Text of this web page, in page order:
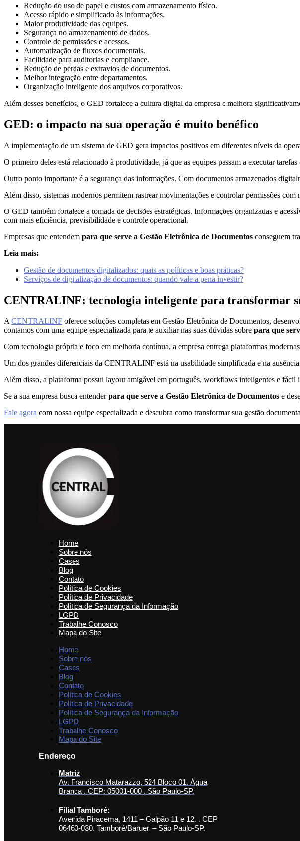
Redução do uso de papel e custos com armazenamento físico.
Acesso rápido e simplificado às informações.
Maior produtividade das equipes.
Segurança no armazenamento de dados.
Controle de permissões e acessos.
Automatização de fluxos documentais.
Facilidade para auditorias e compliance.
Redução de perdas e extravios de documentos.
Melhor integração entre departamentos.
Organização inteligente dos arquivos corporativos.
Além desses benefícios, o GED fortalece a cultura digital da empresa e melhora
GED: o impacto na sua operação é muito benéfico
A implementação de um sistema de GED gera impactos positivos em diferentes níveis da
O primeiro deles está relacionado à produtividade, já que as equipes passam a executar
Outro ponto importante é a segurança das informações. Com documentos armazenados
Além disso, sistemas modernos permitem rastrear movimentações e controlar permissões com
O GED também fortalece a tomada de decisões estratégicas. Informações organizadas e
com mais eficiência, previsibilidade e controle operacional.
Empresas que entendem para que serve a Gestão Eletrônica de Documentos conseguem
Leia mais:
Gestão de documentos digitalizados: quais as políticas e boas práticas?
Serviços de digitalização de documentos: quando vale a pena investir?
CENTRALINF: tecnologia inteligente para transformar
A CENTRALINF oferece soluções completas em Gestão Eletrônica de Documentos,
contamos com uma equipe especializada para te auxiliar nas suas dúvidas sobre para que
Com tecnologia própria e foco em melhoria contínua, a empresa entrega plataformas
Um dos grandes diferenciais da CENTRALINF está na usabilidade simplificada e na
Além disso, a plataforma possui layout amigável em português, workflows inteligentes e fácil
Se a sua empresa busca entenderpara que serve a Gestão Eletrônica de Documentos e
Fale agora com nossa equipe especializada e descubra como transformar sua gestão
Home
Sobre nós
Cases
Blog
Contato
Política de Cookies
Política de Privacidade
Política de Segurança da Informação
LGPD
Trabalhe Conosco
Mapa do Site
Home
Sobre nós
Cases
Blog
Contato
Política de Cookies
Política de Privacidade
Política de Segurança da Informação
LGPD
Trabalhe Conosco
Mapa do Site
Endereço
Matriz
Av. Francisco Matarazzo, 524 Bloco 01. Água
Branca . CEP: 05001-000 . São Paulo-SP.
Filial Tamboré:
Avenida Piracema, 1411 – Galpão 11 e 12. . CEP
06460-030. Tamboré/Barueri – São Paulo-SP.